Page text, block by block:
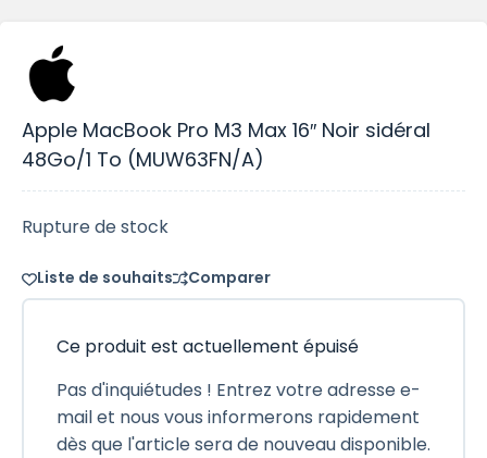
Apple MacBook Pro M3 Max 16″ Noir sidéral
48Go/1 To (MUW63FN/A)
Rupture de stock
Liste de souhaits Comparer
Ce produit est actuellement épuisé
Pas d'inquiétudes ! Entrez votre adresse e-
mail et nous vous informerons rapidement
dès que l'article sera de nouveau disponible.